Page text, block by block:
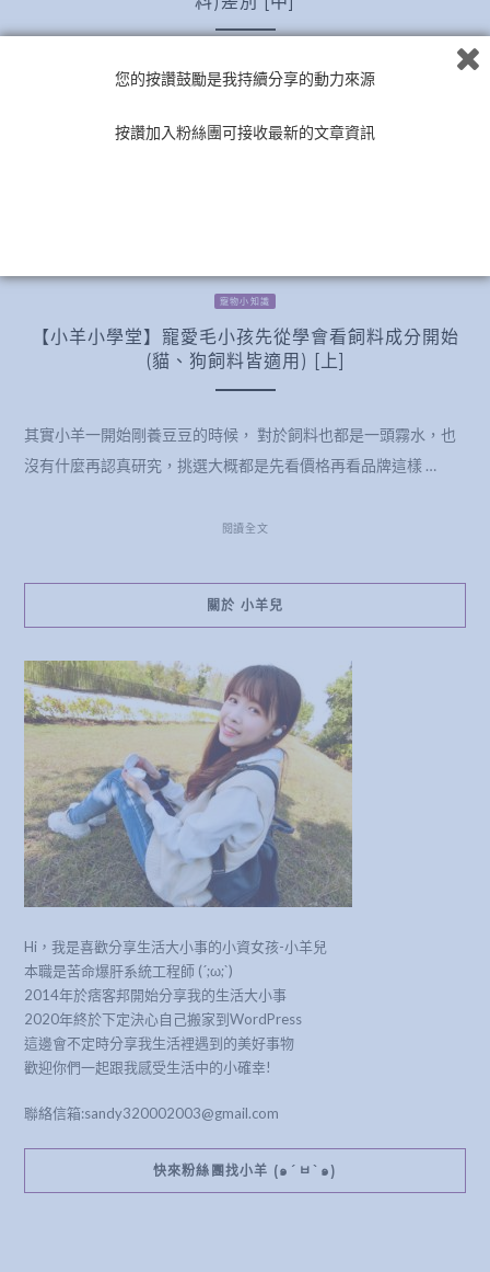
還記得很久以前，狗飼料的選擇不多，大概就是那幾種和那幾個
寵物小知識
【小羊小學堂】寵愛毛小孩先從學會看飼料成分開始
(貓、狗飼料皆適用) [上]
其實小羊一開始剛養豆豆的時候， 對於飼料也都是一頭霧水，也
沒有什麼再認真研究，挑選大概都是先看價格再看品牌這樣 …
閱讀全文
關於 小羊兒
Hi，我是喜歡分享生活大小事的小資女孩-小羊兒
本職是苦命爆肝系統工程師 (´;ω;`)
2014年於痞客邦開始分享我的生活大小事
2020年終於下定決心自己搬家到WordPress
這邊會不定時分享我生活裡遇到的美好事物
歡迎你們一起跟我感受生活中的小確幸!
聯絡信箱:sandy320002003@gmail.com
快來粉絲團找小羊 (๑´ㅂ`๑)
您的按讚鼓勵是我持續分享的動力來源
按讚加入粉絲團可接收最新的文章資訊